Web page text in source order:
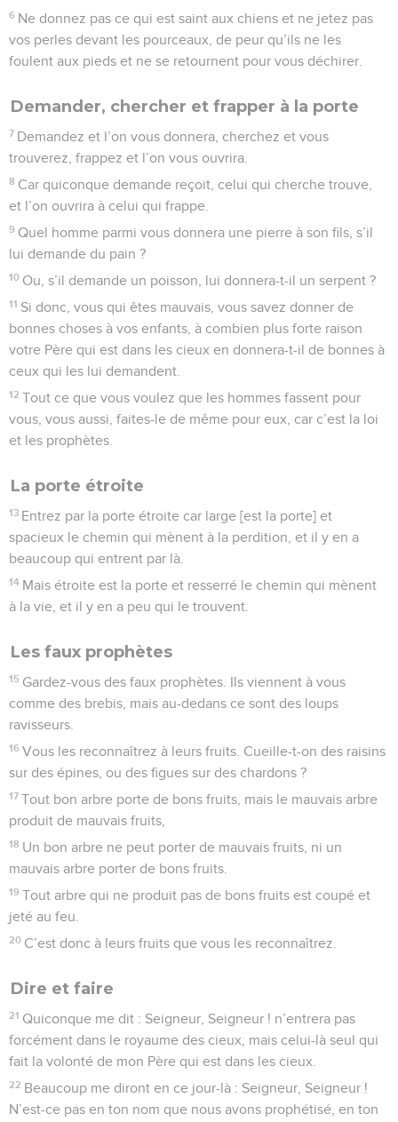
6 Ne donnez pas ce qui est saint aux chiens et ne jetez pas
vos perles devant les pourceaux, de peur qu’ils ne les
foulent aux pieds et ne se retournent pour vous déchirer.
Demander, chercher et frapper à la porte
7 Demandez et l’on vous donnera, cherchez et vous
trouverez, frappez et l’on vous ouvrira.
8 Car quiconque demande reçoit, celui qui cherche trouve,
et l’on ouvrira à celui qui frappe.
9 Quel homme parmi vous donnera une pierre à son fils, s’il
lui demande du pain ?
10 Ou, s’il demande un poisson, lui donnera-t-il un serpent ?
11 Si donc, vous qui êtes mauvais, vous savez donner de
bonnes choses à vos enfants, à combien plus forte raison
votre Père qui est dans les cieux en donnera-t-il de bonnes à
ceux qui les lui demandent.
12 Tout ce que vous voulez que les hommes fassent pour
vous, vous aussi, faites-le de même pour eux, car c’est la loi
et les prophètes.
La porte étroite
13 Entrez par la porte étroite car large [est la porte] et
spacieux le chemin qui mènent à la perdition, et il y en a
beaucoup qui entrent par là.
14 Mais étroite est la porte et resserré le chemin qui mènent
à la vie, et il y en a peu qui le trouvent.
Les faux prophètes
15 Gardez-vous des faux prophètes. Ils viennent à vous
comme des brebis, mais au-dedans ce sont des loups
ravisseurs.
16 Vous les reconnaîtrez à leurs fruits. Cueille-t-on des raisins
sur des épines, ou des figues sur des chardons ?
17 Tout bon arbre porte de bons fruits, mais le mauvais arbre
produit de mauvais fruits,
18 Un bon arbre ne peut porter de mauvais fruits, ni un
mauvais arbre porter de bons fruits.
19 Tout arbre qui ne produit pas de bons fruits est coupé et
jeté au feu.
20 C’est donc à leurs fruits que vous les reconnaîtrez.
Dire et faire
21 Quiconque me dit : Seigneur, Seigneur ! n’entrera pas
forcément dans le royaume des cieux, mais celui-là seul qui
fait la volonté de mon Père qui est dans les cieux.
22 Beaucoup me diront en ce jour-là : Seigneur, Seigneur !
N’est-ce pas en ton nom que nous avons prophétisé, en ton